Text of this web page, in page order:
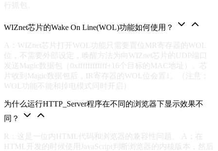
行抓包。
WIZnet芯片的Wake On Line(WOL)功能如何使用？
A：WIZnet芯片打开WOL功能只需要置位MR寄存器的WOL
位，不需要外部设定，唤醒方法为向WIZnet芯片的UDP端口
发送Magic数据包（0xffffffffffff+16个目标的MAC地址）。芯
片收到Magic数据包后，IR寄存器的WOL位会置1。（注意：
WOL功能不能和掉电模式同时开启）
为什么运行HTTP_Server程序在不同的浏览器下显示效果不
同？
R：这是一位内HTML代码和浏览器的兼容性问题。 A：在
HTML开发的时候使用JavaScript判断浏览器的内核版本，然后